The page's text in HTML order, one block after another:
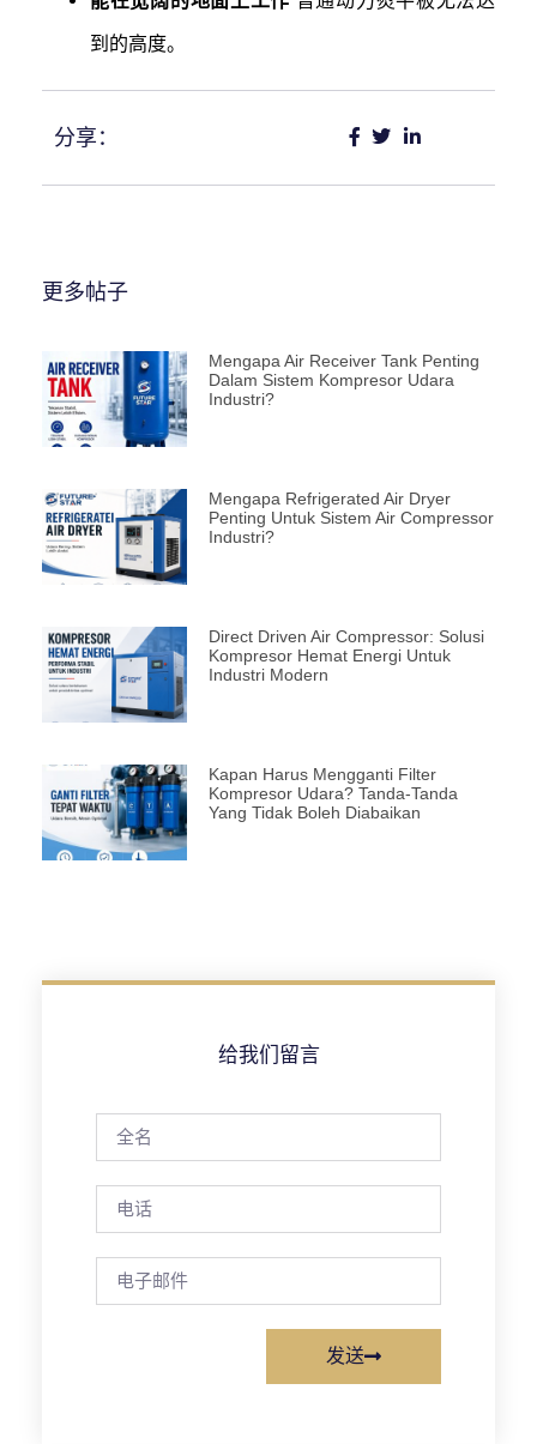
到的高度。
分享：
更多帖子
Mengapa Air Receiver Tank Penting
Dalam Sistem Kompresor Udara
Industri?
Mengapa Refrigerated Air Dryer
Penting Untuk Sistem Air Compressor
Industri?
Direct Driven Air Compressor: Solusi
Kompresor Hemat Energi Untuk
Industri Modern
Kapan Harus Mengganti Filter
Kompresor Udara? Tanda-Tanda
Yang Tidak Boleh Diabaikan
给我们留言
发送